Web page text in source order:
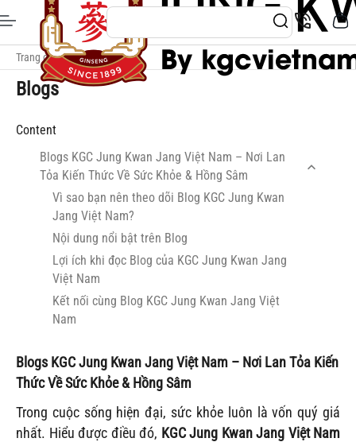
Trang chủ / Blogs
Blogs
Content
Blogs KGC Jung Kwan Jang Việt Nam – Nơi Lan
Tỏa Kiến Thức Về Sức Khỏe & Hồng Sâm
Vì sao bạn nên theo dõi Blog KGC Jung Kwan
Jang Việt Nam?
Nội dung nổi bật trên Blog
Lợi ích khi đọc Blog của KGC Jung Kwan Jang
Việt Nam
Kết nối cùng Blog KGC Jung Kwan Jang Việt
Nam
Blogs KGC Jung Kwan Jang Việt Nam – Nơi Lan Tỏa Kiến
Thức Về Sức Khỏe & Hồng Sâm
Trong cuộc sống hiện đại, sức khỏe luôn là vốn quý giá
nhất. Hiểu được điều đó, KGC Jung Kwan Jang Việt Nam